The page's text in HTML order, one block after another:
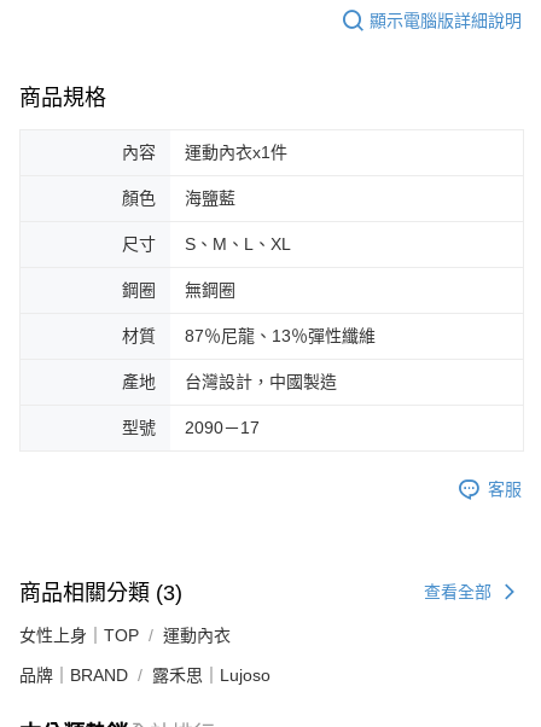
顯示電腦版詳細說明
商品規格
內容 運動內衣x1件
顏色 海鹽藍
尺寸 S、M、L、XL
鋼圈 無鋼圈
材質 87％尼龍、13％彈性纖維
產地 台灣設計，中國製造
型號 2090－17
客服
商品相關分類 (3) 查看全部
女性上身｜TOP 運動內衣
品牌｜BRAND 露禾思｜Lujoso